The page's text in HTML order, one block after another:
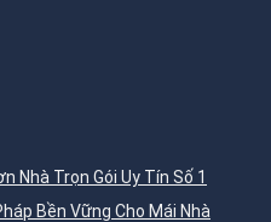
Nhà Trọn Gói Uy Tín Số 1
Bền Vững Cho Mái Nhà